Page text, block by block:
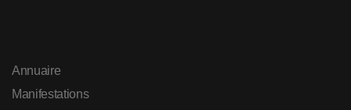
Annuaire
Manifestations